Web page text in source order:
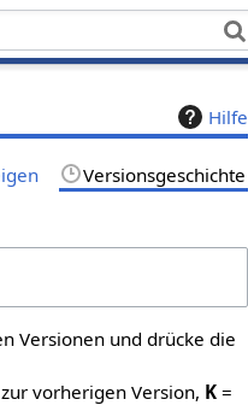
Hilfe
Versionsgeschichte
Versionen und drücke die
vorherigen Version, K =